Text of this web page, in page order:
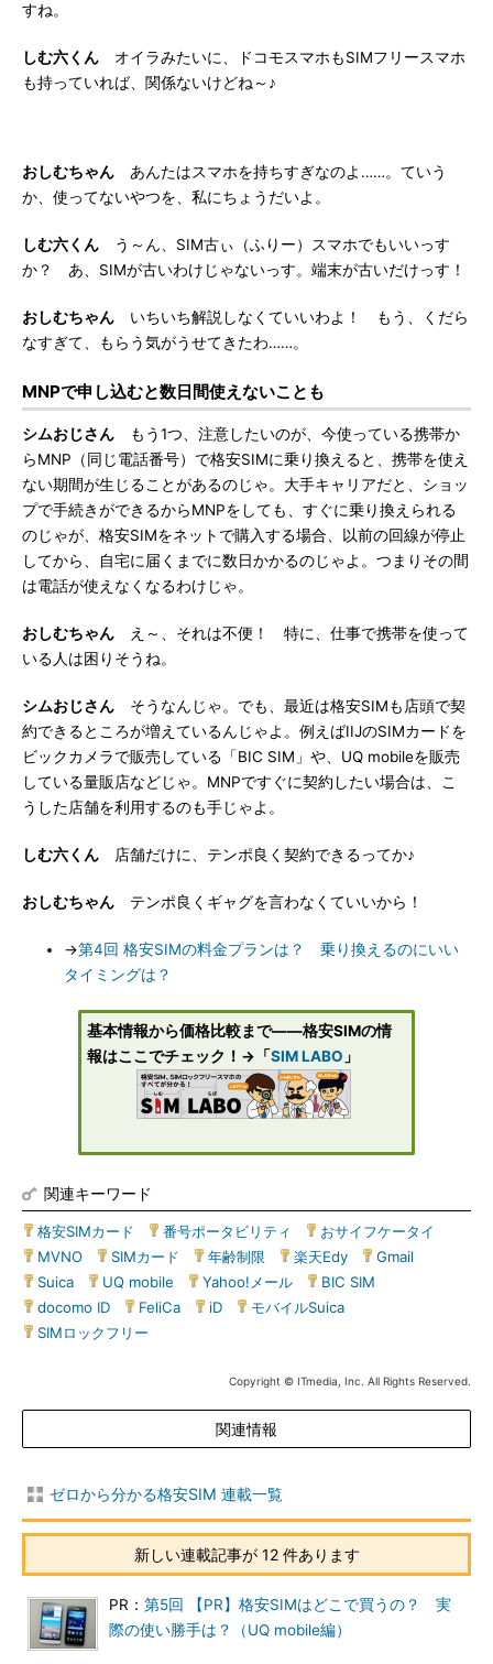
すね。
しむ六くん オイラみたいに、ドコモスマホもSIMフリースマホ
も持っていれば、関係ないけどね～♪
おしむちゃん あんたはスマホを持ちすぎなのよ……。ていう
か、使ってないやつを、私にちょうだいよ。
しむ六くん う～ん、SIM古ぃ（ふりー）スマホでもいいっす
か？ あ、SIMが古いわけじゃないっす。端末が古いだけっす！
おしむちゃん いちいち解説しなくていいわよ！ もう、くだら
なすぎて、もらう気がうせてきたわ……。
MNPで申し込むと数日間使えないことも
シムおじさん もう1つ、注意したいのが、今使っている携帯か
らMNP（同じ電話番号）で格安SIMに乗り換えると、携帯を使え
ない期間が生じることがあるのじゃ。大手キャリアだと、ショッ
プで手続きができるからMNPをしても、すぐに乗り換えられる
のじゃが、格安SIMをネットで購入する場合、以前の回線が停止
してから、自宅に届くまでに数日かかるのじゃよ。つまりその間
は電話が使えなくなるわけじゃ。
おしむちゃん え～、それは不便！ 特に、仕事で携帯を使って
いる人は困りそうね。
シムおじさん そうなんじゃ。でも、最近は格安SIMも店頭で契
約できるところが増えているんじゃよ。例えばIIJのSIMカードを
ビックカメラで販売している「BIC SIM」や、UQ mobileを販売
している量販店などじゃ。MNPですぐに契約したい場合は、こ
うした店舗を利用するのも手じゃよ。
しむ六くん 店舗だけに、テンポ良く契約できるってか♪
おしむちゃん テンポ良くギャグを言わなくていいから！
→第4回 格安SIMの料金プランは？ 乗り換えるのにいい
タイミングは？
基本情報から価格比較まで――格安SIMの情
報はここでチェック！→「SIM LABO 」
関連キーワード
格安SIMカード 番号ポータビリティ おサイフケータイ
MVNO
SIMカード 年齢制限 楽天Edy Gmail
Suica
UQ mobile Yahoo!メール BIC SIM
docomo ID
FeliCa iD モバイルSuica
SIMロックフリー
Copyright © ITmedia, Inc. All Rights Reserved.
関連情報
ゼロから分かる格安SIM 連載一覧
新しい連載記事が 12 件あります
PR： 第5回 【PR】格安SIMはどこで買うの？ 実
際の使い勝手は？（UQ mobile編）